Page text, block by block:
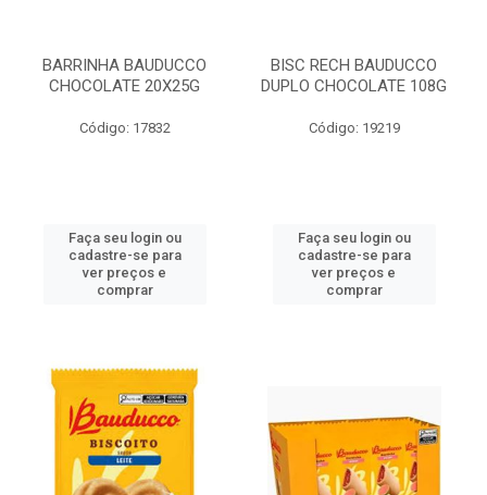
BARRINHA BAUDUCCO
CHOCOLATE 20X25G
Código: 17832
Faça seu login ou
cadastre-se para
ver preços e
comprar
BISC RECH BAUDUCCO
DUPLO CHOCOLATE 108G
Código: 19219
Faça seu login ou
cadastre-se para
ver preços e
comprar